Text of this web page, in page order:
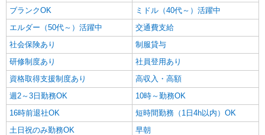
ブランクOK
ミドル（40代～）活躍中
エルダー（50代～）活躍中
交通費支給
社会保険あり
制服貸与
研修制度あり
社員登用あり
資格取得支援制度あり
高収入・高額
週2～3日勤務OK
10時～勤務OK
16時前退社OK
短時間勤務（1日4h以内）OK
土日祝のみ勤務OK
早朝